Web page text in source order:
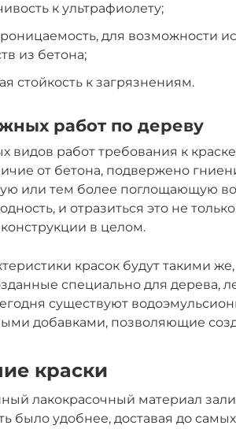
к ультрафиолету;
для возможности
из бетона;
стойкость к загрязнениям.
работ по дереву
видов работ требования к
от бетона, подвержено
или тем более поглощающую
и отразиться это не
в целом.
красок будут такими
специально для дерева,
существуют
добавками, позволяющие
краски
лакокрасочный материал
было удобнее, доставая до